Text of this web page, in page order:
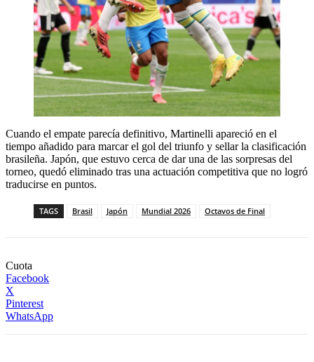
Cuando el empate parecía definitivo, Martinelli apareció en el
tiempo añadido para marcar el gol del triunfo y sellar la clasificación
brasileña. Japón, que estuvo cerca de dar una de las sorpresas del
torneo, quedó eliminado tras una actuación competitiva que no logró
traducirse en puntos.
TAGS Brasil Japón Mundial 2026 Octavos de Final
Cuota
Facebook
X
Pinterest
WhatsApp